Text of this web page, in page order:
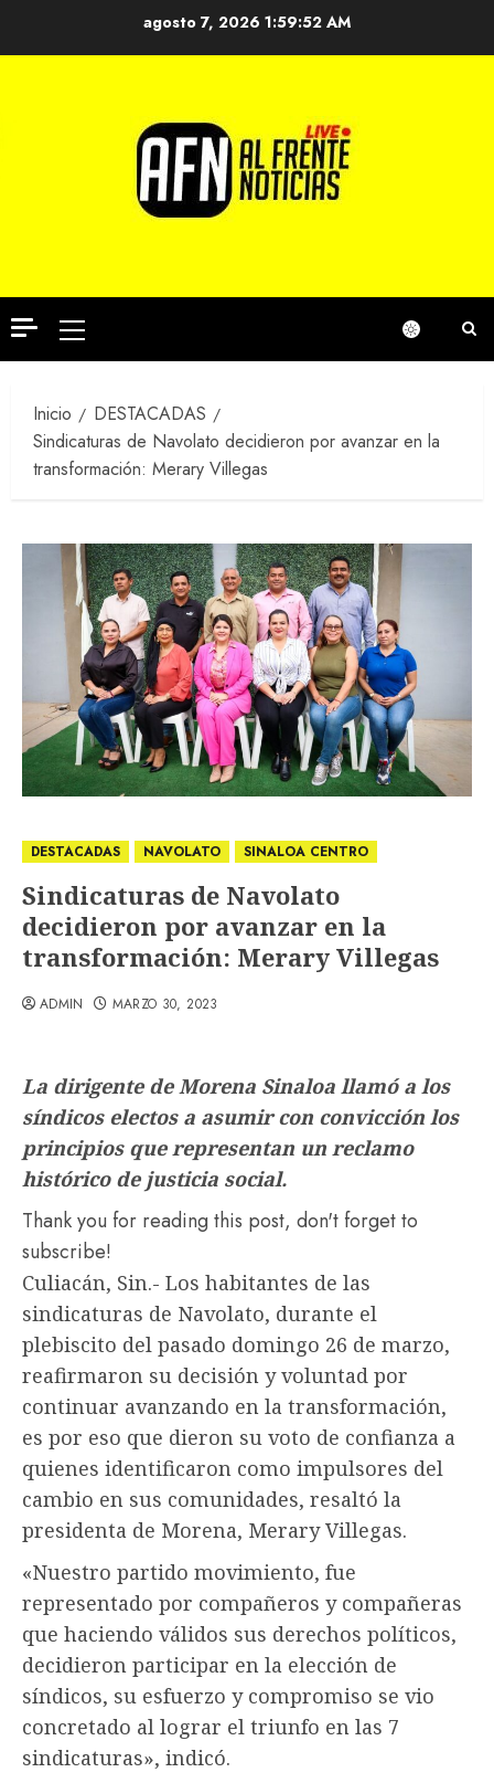
agosto 7, 2026 1:59:52 AM
Menú
principal
Inicio
DESTACADAS
Sindicaturas de Navolato decidieron por avanzar en la
transformación: Merary Villegas
DESTACADAS NAVOLATO SINALOA CENTRO
Sindicaturas de Navolato
decidieron por avanzar en la
transformación: Merary Villegas
ADMIN MARZO 30, 2023
La dirigente de Morena Sinaloa llamó a los
síndicos electos a asumir con convicción los
principios que representan un reclamo
histórico de justicia social.
Thank you for reading this post, don't forget to
subscribe!
Culiacán, Sin.- Los habitantes de las
sindicaturas de Navolato, durante el
plebiscito del pasado domingo 26 de marzo,
reafirmaron su decisión y voluntad por
continuar avanzando en la transformación,
es por eso que dieron su voto de confianza a
quienes identificaron como impulsores del
cambio en sus comunidades, resaltó la
presidenta de Morena, Merary Villegas.
«Nuestro partido movimiento, fue
representado por compañeros y compañeras
que haciendo válidos sus derechos políticos,
decidieron participar en la elección de
síndicos, su esfuerzo y compromiso se vio
concretado al lograr el triunfo en las 7
sindicaturas», indicó.